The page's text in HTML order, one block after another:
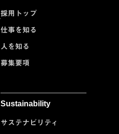
採用トップ
仕事を知る
人を知る
募集要項
Sustainability
サステナビリティ